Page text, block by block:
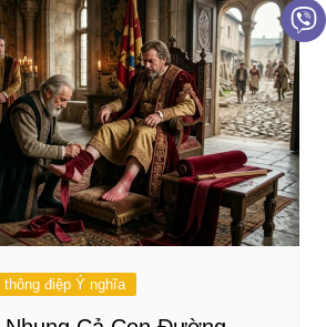
thông điệp Ý nghĩa